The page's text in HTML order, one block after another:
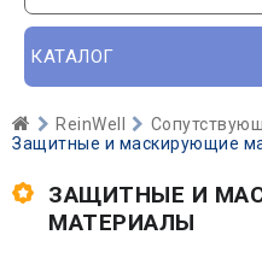
КАТАЛОГ
ReinWell
Защитные и маскирующие
ЗАЩИТНЫЕ И
МАТЕРИАЛЫ